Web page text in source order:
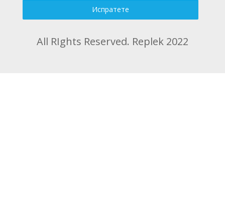
Испратете
All RIghts Reserved. Replek 2022